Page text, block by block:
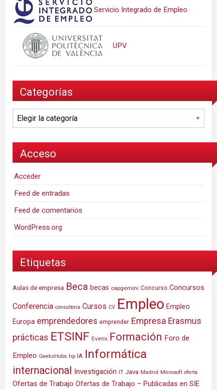
Servicio Integrado de Empleo
UPV
Categorías
Categorías
Acceso
Acceder
Feed de entradas
Feed de comentarios
WordPress.org
Etiquetas
Aulas de empresa Beca becas capgemini Concurso Concursos
Conferencia consultoria Cursos CV Empleo Empleo
Europa emprendedores emprender Empresa Erasmus
prácticas ETSINF Everis Formación Foro de
Empleo GeeksHubs hp IA Informática
internacional Investigación IT Java Madrid Microsoft oferta
Ofertas de Trabajo Ofertas de Trabajo – Publicadas en SIE